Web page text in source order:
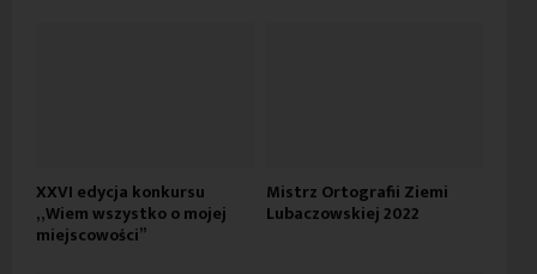
XXVI edycja konkursu
„Wiem wszystko o mojej
miejscowości”
Mistrz Ortografii Ziemi
Lubaczowskiej 2022